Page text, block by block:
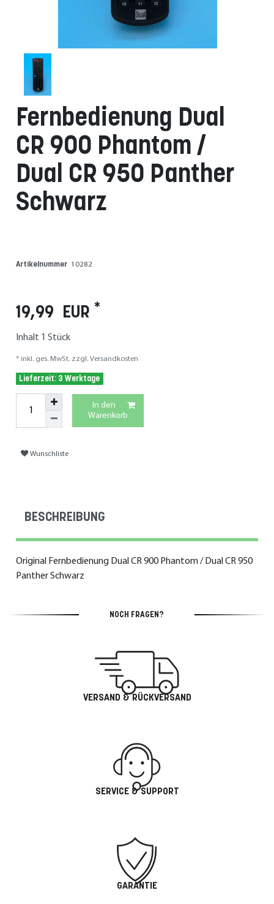
Fernbedienung Dual
CR 900 Phantom /
Dual CR 950 Panther
Schwarz
Artikelnummer 10282
19,99 EUR *
Inhalt 1Stück
* inkl. ges. MwSt. zzgl. Versandkosten
Lieferzeit: 3 Werktage
In den
Warenkorb
Wunschliste
BESCHREIBUNG
Original Fernbedienung Dual CR 900 Phantom / Dual CR 950
Panther Schwarz
NOCH FRAGEN?
VERSAND & RÜCKVERSAND
SERVICE & SUPPORT
GARANTIE